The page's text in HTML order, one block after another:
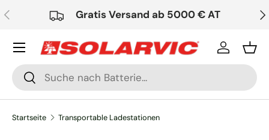
Direkt zum Inhalt
Vorherige Gratis Versand ab 5000 € AT
Suchen
Suchen
Einloggen
Startseite Transportable Ladestationen